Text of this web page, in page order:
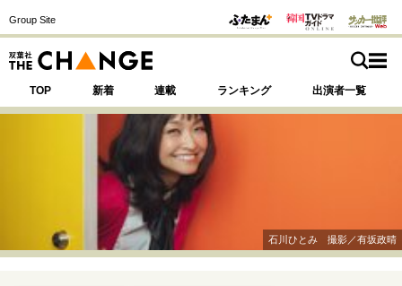
Group Site
TOP 新着 連載 ランキング 出演者一覧
注目の記事テーマで探す
石川ひとみ 撮影／有坂政晴